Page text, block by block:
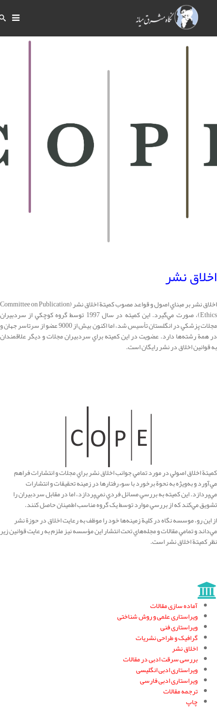
اخلاق نشر
اخلاق نشر بر مبناي اصول و قواعد مصوب کميتة اخلاق نشر (Committee on Publication
Ethics)، صورت مي‌گيرد. اين کميته در سال 1997 توسط گروه کوچکي از سردبيران
مجلات پزشکي در انگلستان تأسيس شد، اما اکنون بيش از 9000 عضو از سرتاسر جهان و
در همة رشته‌ها دارد. عضويت در اين کميته براي سردبيران مجلات و ديگر علاقمندان
به قوانين اخلاق در نشر رايگان است.
کميتة اخلاق اصولي در مورد تمامي جوانب اخلاق نشر براي مجلات و انتشارات فراهم
مي‌آورد و به‌ويژه به نحوة برخورد با سوء‌رفتارها در زمينه تحقيقات و انتشارات
مي‌پردازد. اين کميته به بررسي مسائل فردي نمي‌پردازد، اما در مقابل سردبيران را
تشويق مي‌کند که از بررسي موارد توسط يک گروه مناسب اطمينان حاصل کنند.
از اين رو، موسسه نگاه در کلية زمينه‌ها خود را موظف به رعايت اخلاق در حوزة نشر
مي‌داند و تمامي مقالات و مجله‌هاي تحت انتشار اين مؤسسه نيز ملزم به رعايت قوانين زير
نظر کميتة اخلاق نشر است.
آماده سازی مقالات
ویراستاری علمی و روش شناختی
ویراستاری فنی
گرافیک و طراحی نشریات
اخلاق نشر
بررسی سرقت ادبی در مقالات
ویراستاری ادبی انگلیسی
ویراستاری ادبی فارسی
ترجمه مقالات
چاپ